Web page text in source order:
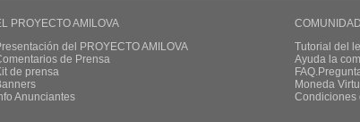
PROYECTO AMILOVA
del PROYECTO AMILOVA
de Prensa
de prensa
Anunciantes
COMUNIDAD
Tutorial del
Ayuda la
Moneda
Condiciones